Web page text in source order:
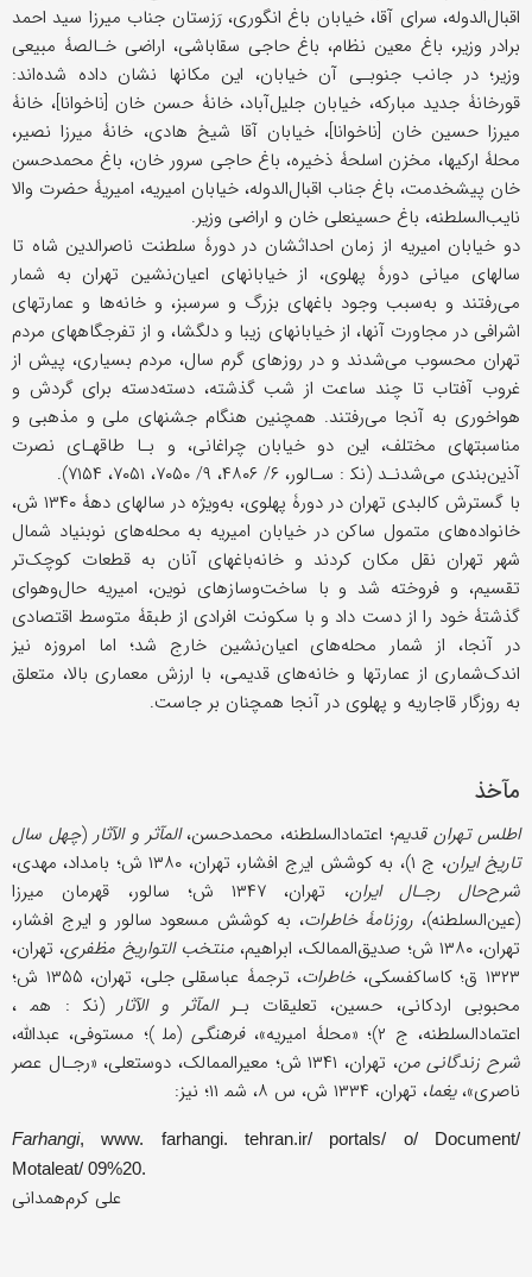
اقبال‌الدوله، سرای آقا، خیابان باغ انگوری، رَزستان جناب میرزا سید احمد
برادر وزیر، باغ معین نظام، باغ حاجی سقاباشی، اراضی خـالصۀ مبیعی
وزیر؛ در جانب جنوبـی آن خیابان، این مکانها نشان داده شده‌اند:
قورخانۀ جدید مبارکه، خیابان جلیل‌آباد، خانۀ حسن خان [ناخوانا]، خانۀ
میرزا حسین خان [ناخوانا]، خیابان آقا شیخ هادی، خانۀ میرزا نصیر،
محلۀ ارکیها، مخزن اسلحۀ ذخیره، باغ حاجی سرور خان، باغ محمدحسن
خان پیشخدمت، باغ جناب اقبال‌الدوله، خیابان امیریه، امیریۀ حضرت والا
نایب‌السلطنه، باغ حسینعلی خان و اراضی وزیر.
دو خیابان امیریه از زمان احداثشان در دورۀ سلطنت ناصرالدین شاه تا
سالهای میانی دورۀ پهلوی، از خیابانهای اعیان‌نشین تهران به شمار
می‌رفتند و به‌سبب وجود باغهای بزرگ و سرسبز، و خانه‌ها و عمارتهای
اشرافی در مجاورت آنها، از خیابانهای زیبا و دلگشا، و از تفرجگاههای مردم
تهران محسوب می‌شدند و در روزهای گرم سال، مردم بسیاری، پیش از
غروب آفتاب تا چند ساعت از شب گذشته، دسته‌دسته برای گردش و
هواخوری به آنجا می‌رفتند. همچنین هنگام جشنهای ملی و مذهبی و
مناسبتهای مختلف، این دو خیابان چراغانی، و بـا طاقهـای نصرت
آذین‌بندی می‌شدنـد (نک‍ : سـالور، ۶/ ۴۸۰۶، ۹/ ۷۰۵۰، ۷۰۵۱، ۷۱۵۴).
با گسترش کالبدی تهران در دورۀ پهلوی، به‌ویژه در سالهای دهۀ ۱۳۴۰ ش،
خانواده‌های متمول ساکن در خیابان امیریه به محله‌های نوبنیاد شمال
شهر تهران نقل مکان کردند و خانه‌باغهای آنان به قطعات کوچک‌تر
تقسیم، و فروخته شد و با ساخت‌و‌سازهای نوین، امیریه حال‌وهوای
گذشتۀ خود را از دست داد و با سکونت افرادی از طبقۀ متوسط اقتصادی
در آنجا، از شمار محله‌های اعیان‌نشین خارج شد؛ اما امروزه نیز
اندک‌شماری از عمارتها و خانه‌های قدیمی، با ارزش معماری بالا، متعلق
به روزگار قاجاریه و پهلوی در آنجا همچنان بر جاست.
مآخذ
اطلس تهران قدیم؛ اعتمادالسلطنه، محمدحسن،المآثر و الآثار (چهل سال
تاریخ ایران، ج ۱)، به کوشش ایرج افشار، تهران، ۱۳۸۰ ش؛ بامداد، مهدی،
شرح‌حال رجـال ایران
، تهران، ۱۳۴۷ ش؛ سالور، قهرمان میرزا
(عین‌السلطنه)، روزنامۀ خاطرات، به کوشش مسعود سالور و ایرج افشار،
تهران، ۱۳۸۰ ش؛ صدیق‌الممالک، ابراهیم،
منتخب التواریخ مظفری، تهران،
۱۳۲۳ ق؛ کاساکفسکی،
خاطرات
، ترجمۀ عباسقلی جلی، تهران، ۱۳۵۵ ش؛
محبوبی اردکانی، حسین، تعلیقات بـر المآثر و الآثار(نک‍ : هم‍‌ ،
اعتمادالسلطنه، ج ۲)؛ «محلۀ امیریه»،
فرهنگی (مل‍ ‌)؛ مستوفی، عبدالله،
شرح زندگانی من
، تهران، ۱۳۴۱ ش؛ معیرالممالک، دوستعلی، «رجـال عصر
ناصری»،یغما، تهران، ۱۳۳۴ ش، س ۸، شم‍ ۱۱؛ نیز:
Farhangi, www. farhangi. tehran.ir/ portals/ o/ Document/
Motaleat/ 09%20.
علی کرم‌همدانی